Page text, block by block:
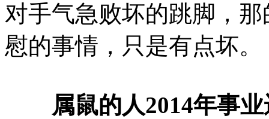
对手气急败坏的跳脚，
慰的事情，只是有点坏。
属鼠的人2014年事业